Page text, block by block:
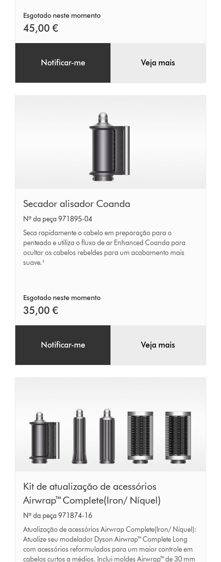
-
Níquel
Esgotado neste momento
45,00 €
Notificar-me Veja mais
Secador
alisador
Coanda
Secador alisador Coanda
Nº da peça 971895-04
Seca rapidamente o cabelo em preparação para o
penteado e utiliza o fluxo de ar Enhanced Coanda para
ocultar os cabelos rebeldes para um acabamento mais
suave.¹
Esgotado neste momento
35,00 €
Notificar-me Veja mais
Kit
de
atualização
de
acessórios
Airwrap™
Kit de atualização de acessórios
Airwrap™ Complete(Iron/ Níquel)
Nº da peça 971874-16
Atualização de acessórios Airwrap Complete(Iron/ Níquel):
Atualize seu modelador Dyson Airwrap™ Complete Long
com acessórios reformulados para um maior controle em
cabelos curtos a médios. Inclui moldes Airwrap™ de 30 mm